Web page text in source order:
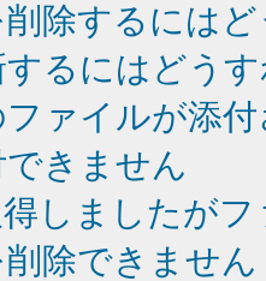
除するには
るにはどう
ァイルが添
きません
しましたが
除できません